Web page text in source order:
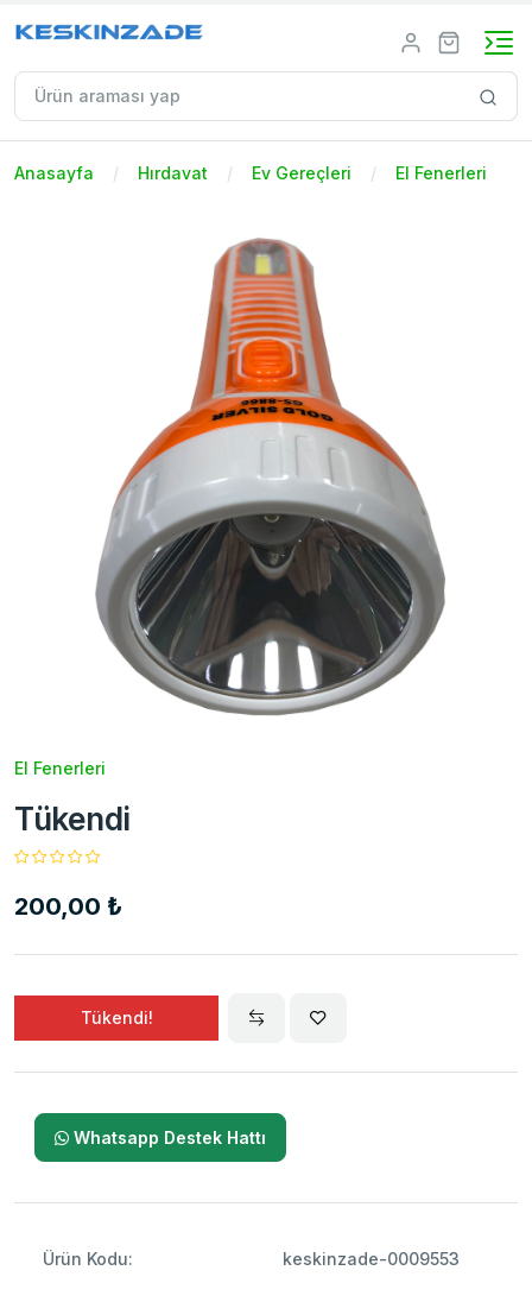
Anasayfa Hırdavat Ev Gereçleri El Fenerleri
El Fenerleri
Tükendi
200,00 ₺
Tükendi!
Whatsapp Destek Hattı
Ürün Kodu: keskinzade-0009553